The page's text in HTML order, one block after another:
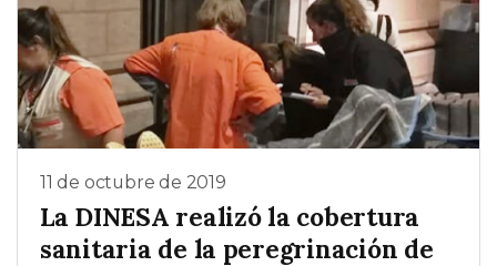
11 de octubre de 2019
La DINESA realizó la cobertura
sanitaria de la peregrinación de